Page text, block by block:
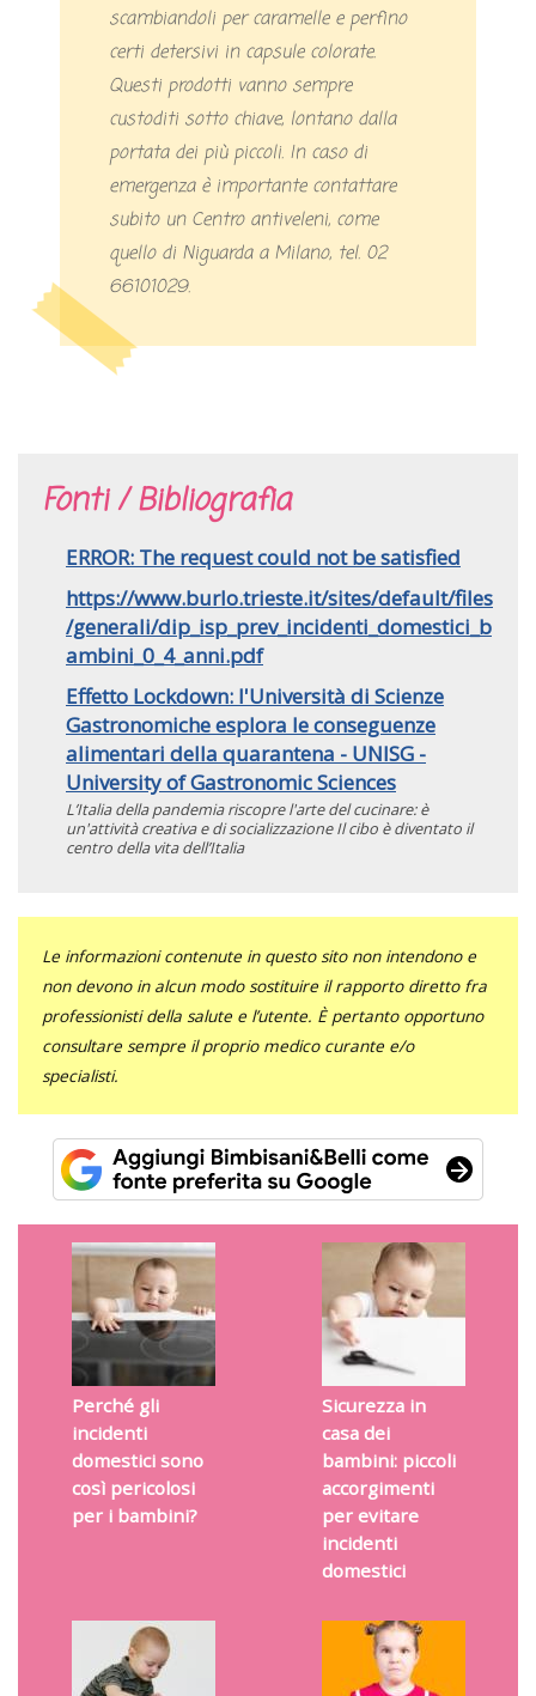
scambiandoli per caramelle e perfino
certi detersivi in capsule colorate.
Questi prodotti vanno sempre
custoditi sotto chiave, lontano dalla
portata dei più piccoli. In caso di
emergenza è importante contattare
subito un Centro antiveleni, come
quello di Niguarda a Milano, tel. 02
66101029.
Fonti / Bibliografia
ERROR: The request could not be satisfied
https://www.burlo.trieste.it/sites/default/files
/generali/dip_isp_prev_incidenti_domestici_b
ambini_0_4_anni.pdf
Effetto Lockdown: l'Università di Scienze
Gastronomiche esplora le conseguenze
alimentari della quarantena - UNISG -
University of Gastronomic Sciences
L’Italia della pandemia riscopre l'arte del cucinare: è
un'attività creativa e di socializzazione Il cibo è diventato il
centro della vita dell’Italia
Le informazioni contenute in questo sito non intendono e
non devono in alcun modo sostituire il rapporto diretto fra
professionisti della salute e l’utente. È pertanto opportuno
consultare sempre il proprio medico curante e/o
specialisti.
Perché gli
incidenti
domestici sono
così pericolosi
per i bambini?
Sicurezza in
casa dei
bambini: piccoli
accorgimenti
per evitare
incidenti
domestici